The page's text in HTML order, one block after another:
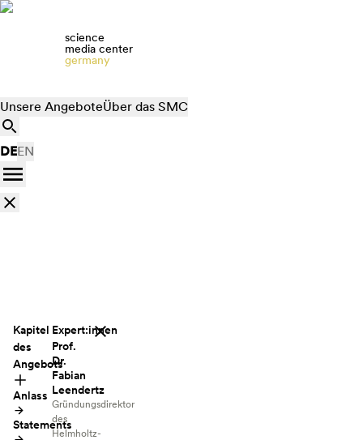
science
media center
germany
Unsere AngeboteÜber das SMC
DEEN
Kapitel
des
Angebots
Anlass
Statements
Expert:innen
Prof.
Dr.
Fabian
Leendertz
Gründungsdirektor
des
Helmholtz-